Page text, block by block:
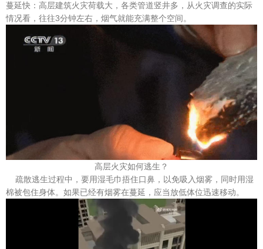
蔓延快：高层建筑火灾荷载大，各类管道竖井多，从火灾调查的实际
情况看，往往3分钟左右，烟气就能充满整个空间。
高层火灾如何逃生？
疏散逃生过程中，要用湿毛巾捂住口鼻，以免吸入烟雾，同时用湿
棉被包住身体。如果已经有烟雾在蔓延，应当放低体位迅速移动。